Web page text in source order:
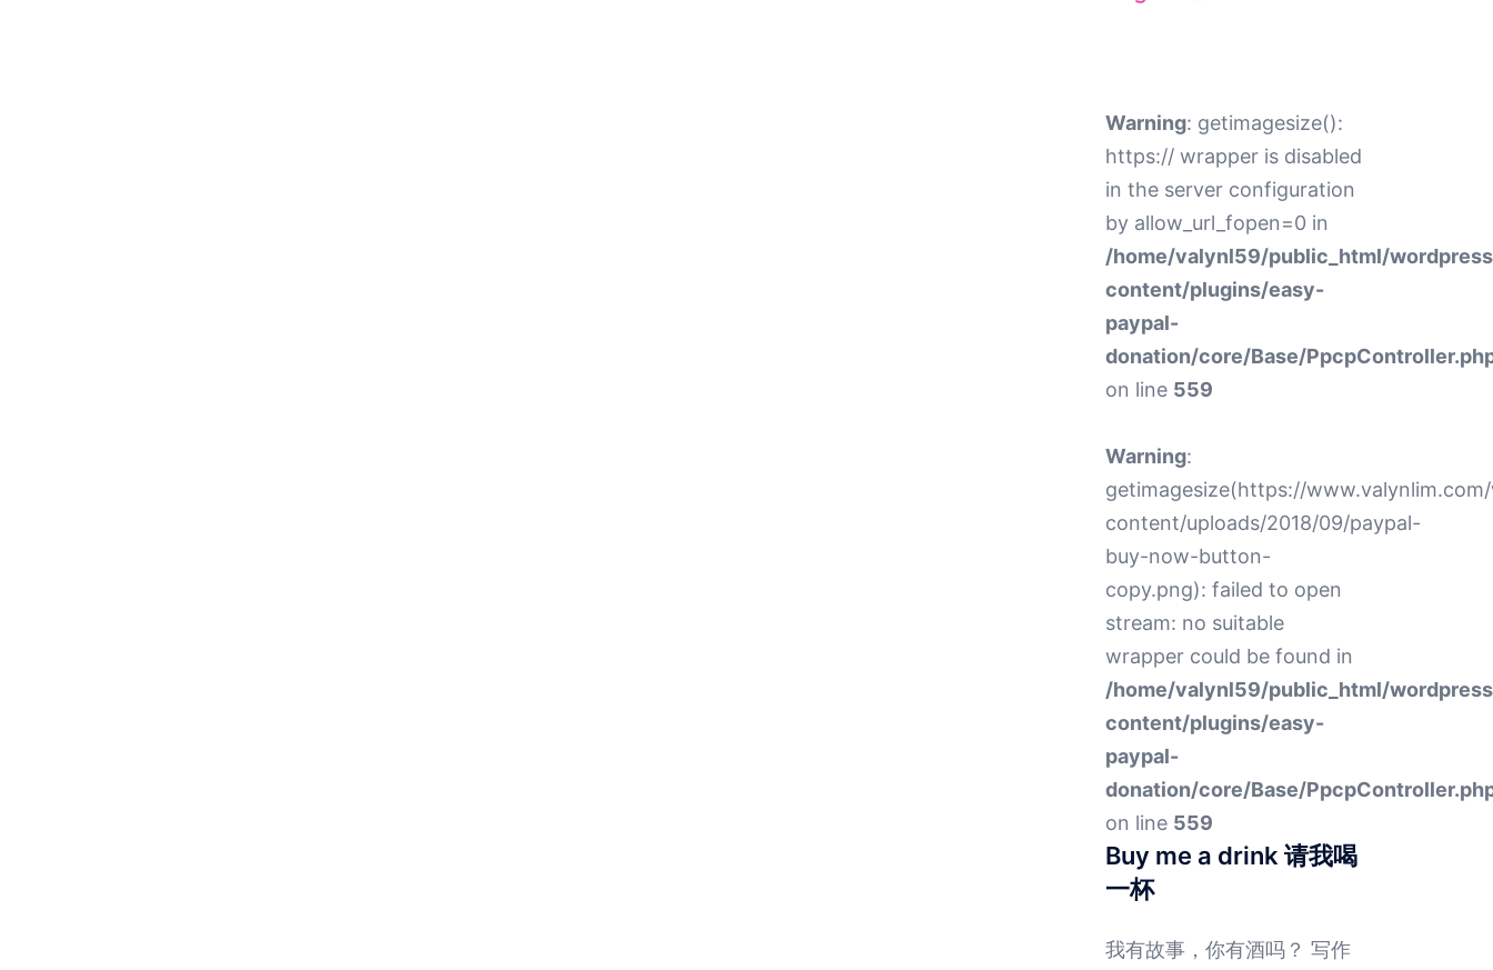
Warning: getimagesize():
https:// wrapper is disabled
in the server configuration
by allow_url_fopen=0 in
/home/valynl59/public_html/
content/plugins/easy-
paypal-
donation/core/Base/
on line 559
Warning:
getimagesize(https://
content/uploads/2018/09/paypal-
buy-now-button-
copy.png): failed to open
stream: no suitable
wrapper could be found in
/home/valynl59/public_html/
content/plugins/easy-
paypal-
donation/core/Base/
on line 559
Buy me a drink 请我喝
一杯
我有故事，你有酒吗？ 写作